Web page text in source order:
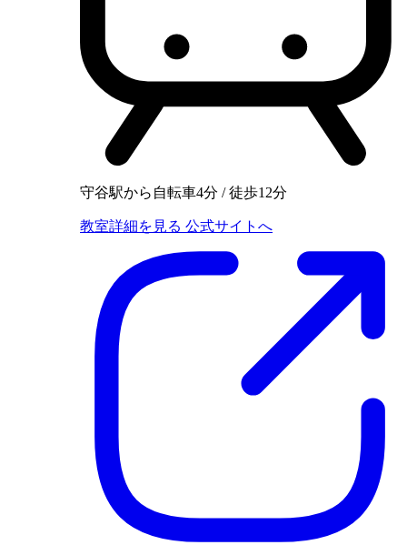
守谷駅から自転車4分 / 徒歩12分
教室詳細を見る 公式サイトへ